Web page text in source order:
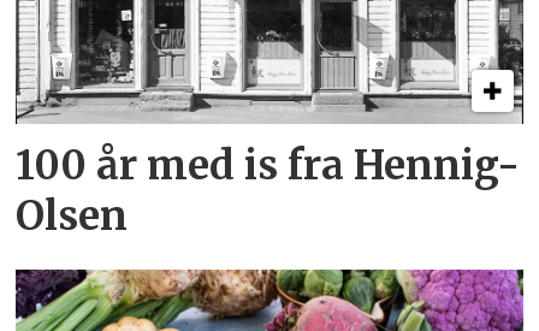
100 år med is fra Hennig-
Olsen